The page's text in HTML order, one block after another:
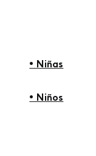
• Niñas
• Niños